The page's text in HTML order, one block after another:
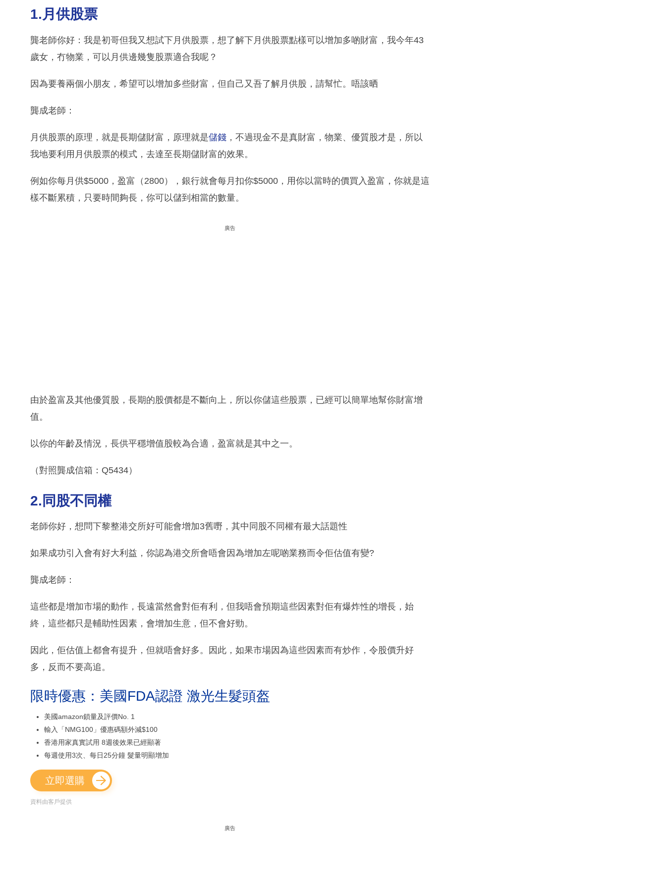
1.月供股票
龔老師你好：我是初哥但我又想試下月供股票，想了解下月供股票點樣可以增加多啲財富，我今年43
歲女，冇物業，可以月供邊幾隻股票適合我呢？
因為要養兩個小朋友，希望可以增加多些財富，但自己又吾了解月供股，請幫忙。唔該晒
龔成老師：
月供股票的原理，就是長期儲財富，原理就是儲錢 ，不過現金不是真財富，物業、優質股才是，所以
我地要利用月供股票的模式，去達至長期儲財富的效果。
例如你每月供$5000，盈富（2800），銀行就會每月扣你$5000，用你以當時的價買入盈富，你就是這
樣不斷累積，只要時間夠長，你可以儲到相當的數量。
廣告
由於盈富及其他優質股，長期的股價都是不斷向上，所以你儲這些股票，已經可以簡單地幫你財富增
值。
以你的年齡及情況，長供平穩增值股較為合適，盈富就是其中之一。
（對照龔成信箱：Q5434）
2.同股不同權
老師你好，想問下黎整港交所好可能會增加3舊嘢，其中同股不同權有最大話題性
如果成功引入會有好大利益，你認為港交所會唔會因為增加左呢啲業務而令佢估值有變?
龔成老師：
這些都是增加市場的動作，長遠當然會對佢有利，但我唔會預期這些因素對佢有爆炸性的增長，始
終，這些都只是輔助性因素，會增加生意，但不會好勁。
因此，佢估值上都會有提升，但就唔會好多。因此，如果市場因為這些因素而有炒作，令股價升好
多，反而不要高追。
限時優惠：美國FDA認證 激光生髮頭盔
美國amazon鎖量及評價No. 1
輸入「NMG100」優惠碼額外減$100
香港用家真實試用 8週後效果已經顯著
每週使用3次、每日25分鐘 髮量明顯增加
立即選購
資料由客戶提供
廣告